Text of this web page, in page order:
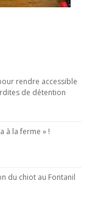
rendre accessible
de détention
à la ferme » !
du chiot au Fontanil